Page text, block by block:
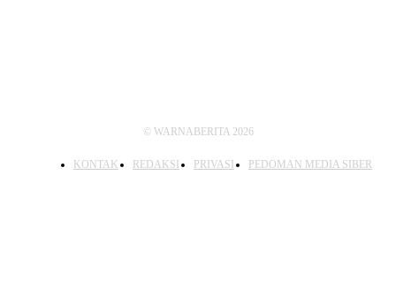
© WARNABERITA 2026
KONTAK REDAKSI PRIVASI PEDOMAN MEDIA SIBER